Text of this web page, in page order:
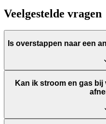
Veelgestelde vragen
Is overstappen naar een
Kan ik stroom en gas